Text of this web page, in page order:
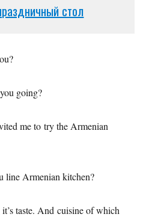
стол
going?
me to try the Armenian
line Armenian kitchen?
taste. And cuisine of which